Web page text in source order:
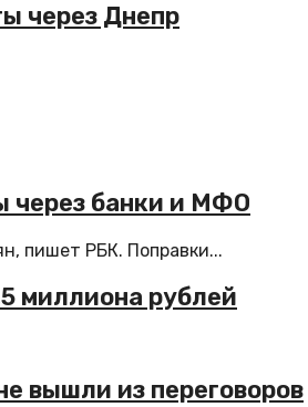
через Днепр
через банки и МФО
пишет РБК. Поправки...
миллиона рублей
вышли из переговоров